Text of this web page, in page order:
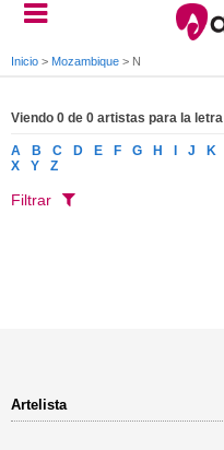
Inicio > Mozambique > N
Viendo 0 de 0 artistas para la letra
A B C D E F G H J K
X
Y Z
Filtrar
Artelista